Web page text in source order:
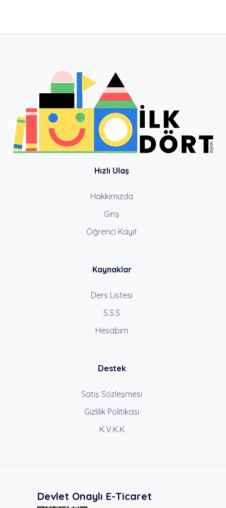
Hızlı Ulaş
Hakkımızda
Giriş
Öğrenci Kayıt
Kaynaklar
Ders Listesi
S.S.S
Hesabım
Destek
Satış Sözleşmesi
Gizlilik Politikası
K.V.K.K
Devlet Onaylı E-Ticaret